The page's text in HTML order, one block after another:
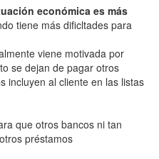
económica es más
tiene más dificltades para
viene motivada por
se dejan de pagar otros
incluyen al cliente en las listas
que otros bancos ni tan
préstamos